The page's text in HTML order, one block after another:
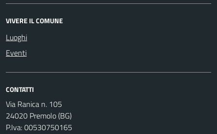
VIVERE IL COMUNE
Luoghi
Eventi
CONTATTI
Via Ranica n. 105
24020 Premolo (BG)
P.Iva: 00530750165